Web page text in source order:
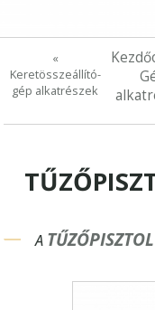
«
Keretösszeállító-
gép alkatrészek
A